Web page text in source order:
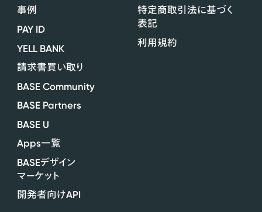
事例
PAY ID
YELL BANK
請求書買い取り
BASE Community
BASE Partners
BASE U
Apps一覧
BASEデザイン
マーケット
開発者向けAPI
特定商取引法に基づく
表記
利用規約